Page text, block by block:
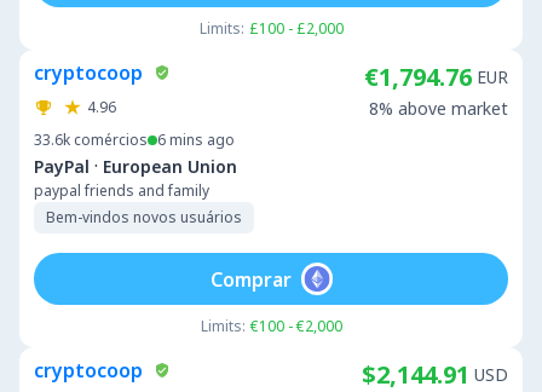
Limits: £100 - £2,000
cryptocoop
4.96
33.6k comércios 6 mins ago
PayPal · European Union
paypal friends and family
Bem-vindos novos usuários
€1,794.76 EUR
8% above market
Limits: €100 - €2,000
Comprar
cryptocoop $2,144.91 USD